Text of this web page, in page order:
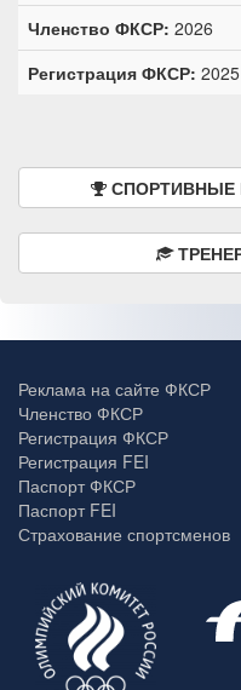
Членство ФКСР: 2026
Регистрация ФКСР: 2025
СПОРТИВНЫЕ
Реклама на сайте ФКСР
Членство ФКСР
Регистрация ФКСР
Регистрация FEI
Паспорт ФКСР
Паспорт FEI
Страхование спортсменов